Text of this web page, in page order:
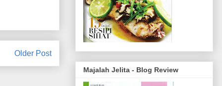
Older Post
Majalah Jelita - Blog Review